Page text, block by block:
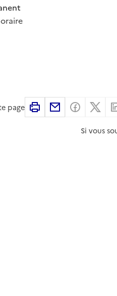
: disponible
: non disponible
page ImprimerPartager par
Si vous